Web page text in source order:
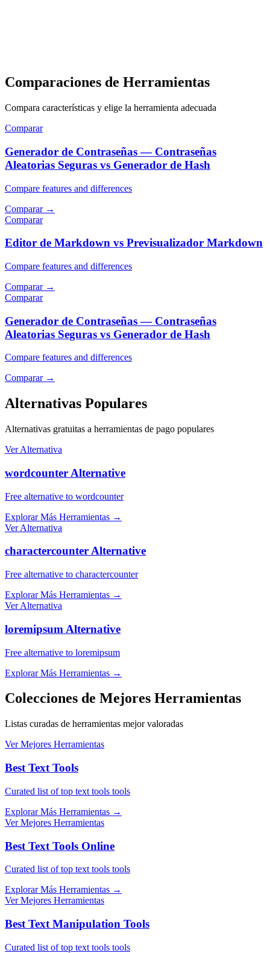
Comparaciones de Herramientas
Compara características y elige la herramienta adecuada
Comparar
Generador de Contraseñas — Contraseñas
Aleatorias Seguras vs Generador de Hash
Compare features and differences
Comparar→
Comparar
Editor de Markdown vs Previsualizador Markdown
Compare features and differences
Comparar→
Comparar
Generador de Contraseñas — Contraseñas
Aleatorias Seguras vs Generador de Hash
Compare features and differences
Comparar→
Alternativas Populares
Alternativas gratuitas a herramientas de pago populares
Ver Alternativa
wordcounter Alternative
Free alternative to wordcounter
Explorar Más Herramientas →
Ver Alternativa
charactercounter Alternative
Free alternative to charactercounter
Explorar Más Herramientas →
Ver Alternativa
loremipsum Alternative
Free alternative to loremipsum
Explorar Más Herramientas →
Colecciones de Mejores Herramientas
Listas curadas de herramientas mejor valoradas
Ver Mejores Herramientas
Best Text Tools
Curated list of top text tools tools
Explorar Más Herramientas →
Ver Mejores Herramientas
Best Text Tools Online
Curated list of top text tools tools
Explorar Más Herramientas →
Ver Mejores Herramientas
Best Text Manipulation Tools
Curated list of top text tools tools